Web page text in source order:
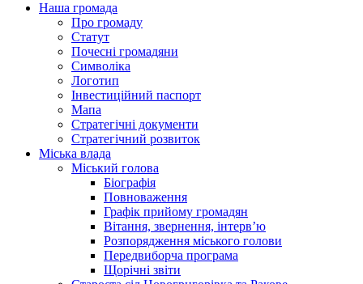
Наша громада
Про громаду
Статут
Почесні громадяни
Символіка
Логотип
Інвестиційний паспорт
Мапа
Стратегічні документи
Стратегічний розвиток
Міська влада
Міський голова
Біографія
Повноваження
Графік прийому громадян
Вітання, звернення, інтерв’ю
Розпорядження міського голови
Передвиборча програма
Щорічні звіти